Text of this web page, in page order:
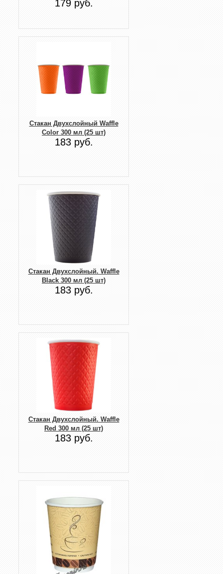
179 руб.
Стакан Двухслойный Waffle
Color 300 мл (25 шт)
183 руб.
Стакан Двухслойный. Waffle
Black 300 мл (25 шт)
183 руб.
Стакан Двухслойный. Waffle
Red 300 мл (25 шт)
183 руб.